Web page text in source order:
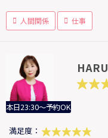
人間関係 仕事
本日23:30～予約OK
HARU
満足度：